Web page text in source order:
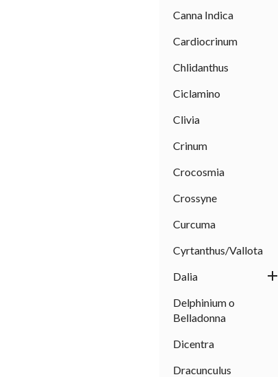
Canna Indica
Cardiocrinum
Chlidanthus
Ciclamino
Clivia
Crinum
Crocosmia
Crossyne
Curcuma
Cyrtanthus/Vallota
Dalia

Delphinium o
Belladonna
Dicentra
Dracunculus